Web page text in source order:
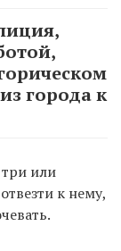
города к
три или
к нему,